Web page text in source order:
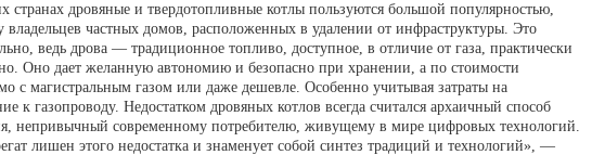
странах дровяные и твердотопливные котлы пользуются большой популярностью,
владельцев частных домов, расположенных в удалении от инфраструктуры. Это
ведь дрова — традиционное топливо, доступное, в отличие от газа, практически
Оно дает желанную автономию и безопасно при хранении, а по стоимости
с магистральным газом или даже дешевле. Особенно учитывая затраты на
к газопроводу. Недостатком дровяных котлов всегда считался архаичный способ
непривычный современному потребителю, живущему в мире цифровых технологий.
лишен этого недостатка и знаменует собой синтез традиций и технологий», —